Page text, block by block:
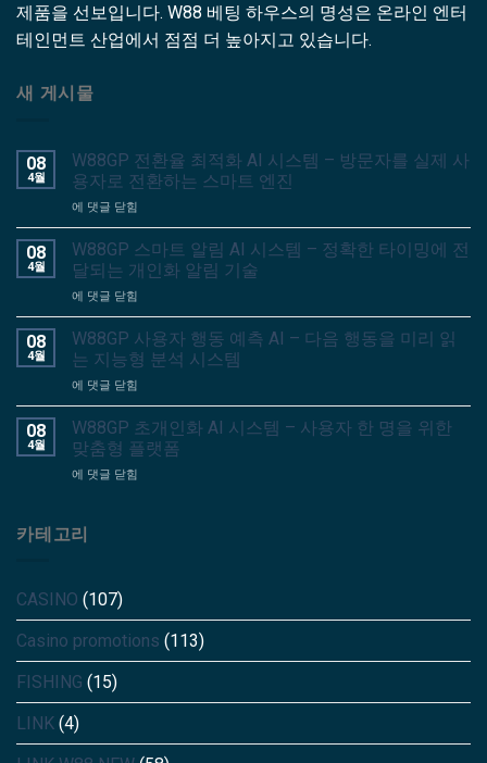
제품을 선보입니다. W88 베팅 하우스의 명성은 온라인 엔터
테인먼트 산업에서 점점 더 높아지고 있습니다.
새 게시물
08
4월
W88GP 전환율 최적화 AI 시스템 – 방문자를 실제 사
용자로 전환하는 스마트 엔진
W88GP
전
환
율
최
적
화
AI
시
스
템
–
방
문
를
사
로
하
스
마
트
엔
진
에 댓글 닫힘
08
4월
W88GP 스마트 알림 AI 시스템 – 정확한 타이밍에 전
달되는 개인화 알림 기술
W88GP
스
마
트
알
림
AI
시
스
템
–
한
밍
에
달
되
는
개
인
화
알
에 댓글 닫힘
08
4월
W88GP 사용자 행동 예측 AI – 다음 행동을 미리 읽
는 지능형 분석 시스템
W88GP
사
용
자
행
동
AI
행
동
을
미
리
는
지
에 댓글 닫힘
08
4월
W88GP 초개인화 AI 시스템 – 사용자 한 명을 위한
맞춤형 플랫폼
W88GP
인
스
템
–
사
용
한
명
에 댓글 닫힘
카테고리
CASINO (107)
Casino promotions (113)
FISHING (15)
LINK (4)